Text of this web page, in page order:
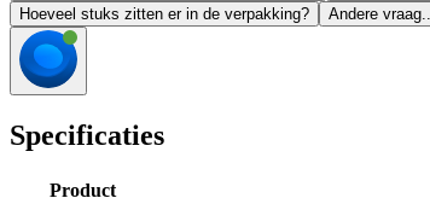
Hoeveel stuks zitten er in de verpakking?
Andere
Specificaties
Product